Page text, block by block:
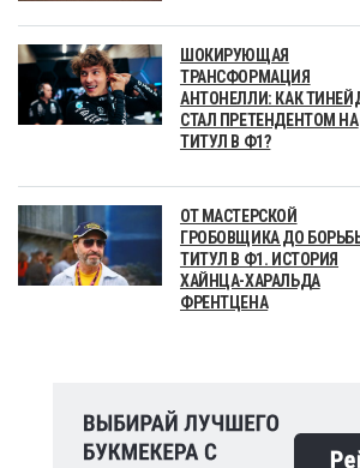
ШОКИРУЮЩАЯ
ТРАНСФОРМАЦИЯ
АНТОНЕЛЛИ: КАК
СТАЛ ПРЕТЕНДЕНТОМ НА
ТИТУЛ В Ф1?
ОТ МАСТЕРСКОЙ
ГРОБОВЩИКА ДО
ТИТУЛ В Ф1. ИСТОРИЯ
ХАЙНЦА-ХАРАЛЬДА
ФРЕНТЦЕНА